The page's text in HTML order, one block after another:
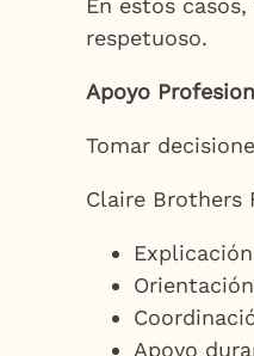
En estos
respetuoso.
Apoyo
Tomar
Claire Brothers
Apoyo